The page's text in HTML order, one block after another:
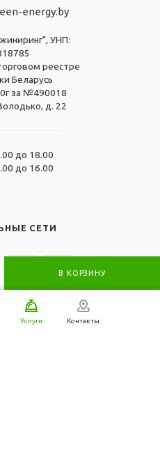
В КОРЗИНУ
energy.by
УНП:
реестре
Беларусь
за №490018
д. 22
до 18.00
до 16.00
СЕТИ
Услуги Контакты